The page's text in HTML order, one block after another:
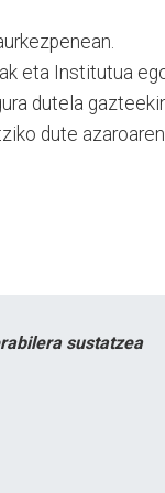
eta Institutua
dutela
dute azaroaren
sustatzea